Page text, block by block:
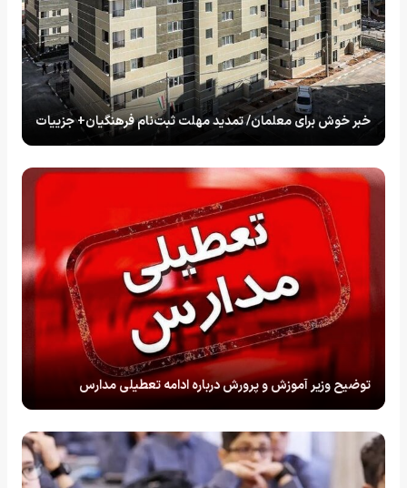
خبر خوش برای معلمان/ تمدید مهلت ثبت‌نام فرهنگیان+ جزییات
توضیح وزیر آموزش و پرورش درباره ادامه تعطیلی مدارس